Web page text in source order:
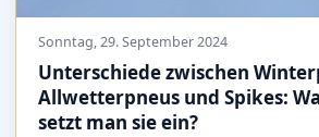
Sonntag, 29. September 2024
Unterschiede zwischen
Allwetterpneus und Spikes:
setzt man sie ein?